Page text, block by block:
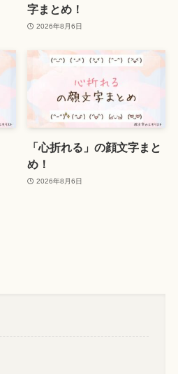
字まとめ！
2026年8月6日
「心折れる」の顔文字まと
め！
2026年8月6日